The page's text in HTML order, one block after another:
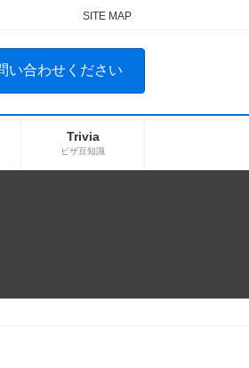
SITE MAP
い合わせください
Trivia
ビザ豆知識